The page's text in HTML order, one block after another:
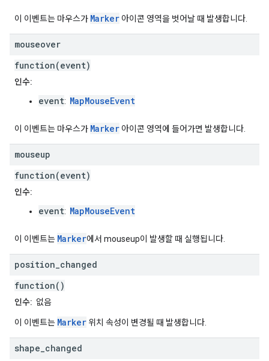
이 이벤트는 마우스가 Marker 아이콘 영역을 벗어날 때 발생합니다.
mouseover
function(event)
인수:
event: MapMouseEvent
이 이벤트는 마우스가 Marker 아이콘 영역에 들어가면 발생합니다.
mouseup
function(event)
인수:
event: MapMouseEvent
이 이벤트는 Marker에서 mouseup이 발생할 때 실행됩니다.
position changed
function()
인수: 없음
이 이벤트는 Marker 위치 속성이 변경될 때 발생합니다.
shape changed